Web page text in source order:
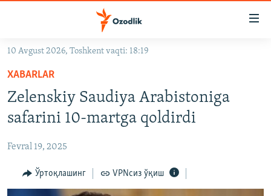
Асосий
навигацияга
ўтинг
Қидиришга
OZODVIDEO
OZODARXIV
На русском
ИЖТИМОИЙ ТАРМОҚЛАР
10 Avgust 2026, Toshkent vaqti: 18:19
XABARLAR
Zelenskiy Saudiya Arabistoniga
safarini 10-martga qoldirdi
Fevral 19, 2025
Ўртоқлашинг VPNсиз ўқиш